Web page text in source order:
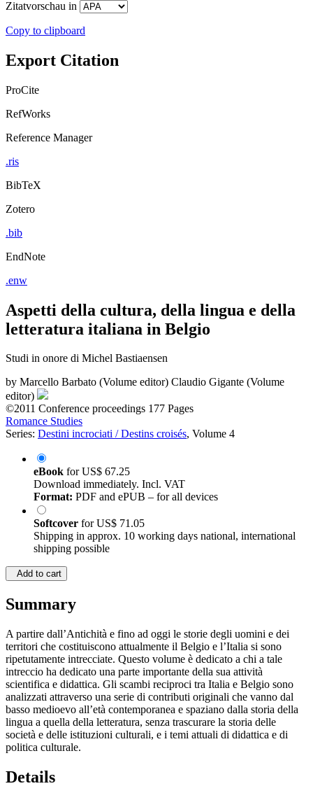
Zitatvorschau in
Copy to clipboard
Export Citation
ProCite
RefWorks
Reference Manager
.ris
BibTeX
Zotero
.bib
EndNote
.enw
Aspetti della cultura, della lingua e della
letteratura italiana in Belgio
Studi in onore di Michel Bastiaensen
by Marcello Barbato (Volume editor) Claudio Gigante (Volume
editor)
©2011 Conference proceedings 177 Pages
Romance Studies
Series: Destini incrociati / Destins croisés, Volume 4
eBook forUS$ 67.25
Download immediately. Incl. VAT
Format: PDF and ePUB – for all devices
Softcover forUS$ 71.05
Shipping in approx. 10 working days national, international
shipping possible
Add to cart
Summary
A partire dall’Antichità e fino ad oggi le storie degli uomini e dei
territori che costituiscono attualmente il Belgio e l’Italia si sono
ripetutamente intrecciate. Questo volume è dedicato a chi a tale
intreccio ha dedicato una parte importante della sua attività
scientifica e didattica. Gli scambi reciproci tra Italia e Belgio sono
analizzati attraverso una serie di contributi originali che vanno dal
basso medioevo all’età contemporanea e spaziano dalla storia della
lingua a quella della letteratura, senza trascurare la storia delle
società e delle istituzioni culturali, e i temi attuali di didattica e di
politica culturale.
Details